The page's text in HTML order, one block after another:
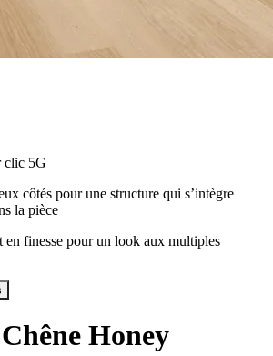
clic 5G
côtés pour une structure qui s’intègre
la pièce
en finesse pour un look aux multiples
Chêne Honey